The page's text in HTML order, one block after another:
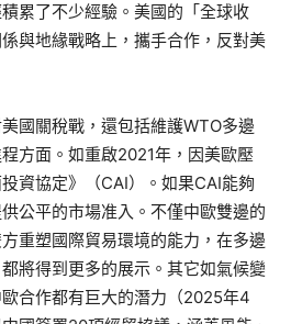
累了不少經驗。美國的「全球收
與地緣戰略上，攜手合作，反對美
國關稅戰，還包括維護WTO多邊
方面。如重啟2021年，因美歐壓
資協定》（CAI）。如果CAI能夠
公平的市場准入。不僅中歐雙邊的
重塑國際貿易環境的能力，在多邊
將得到更多的展示。其它如氣候變
合作都有巨大的潛力（2025年4